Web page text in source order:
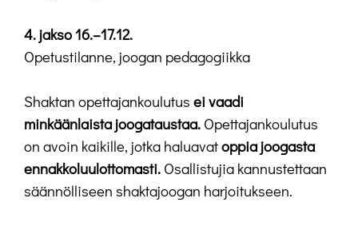
4. jakso 16.–17.12.
Opetustilanne, joogan pedagogiikka
Shaktan opettajankoulutus ei vaadi
minkäänlaista joogataustaa. Opettajankoulutus
on avoin kaikille, jotka haluavatoppia joogasta
ennakkoluulottomasti. Osallistujia kannustettaan
säännölliseen shaktajoogan harjoitukseen.